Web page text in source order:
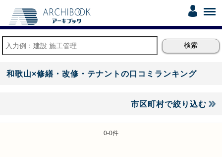
和歌山×修繕・改修・テナントの口コミランキング
市区町村で絞り込む
0-0件